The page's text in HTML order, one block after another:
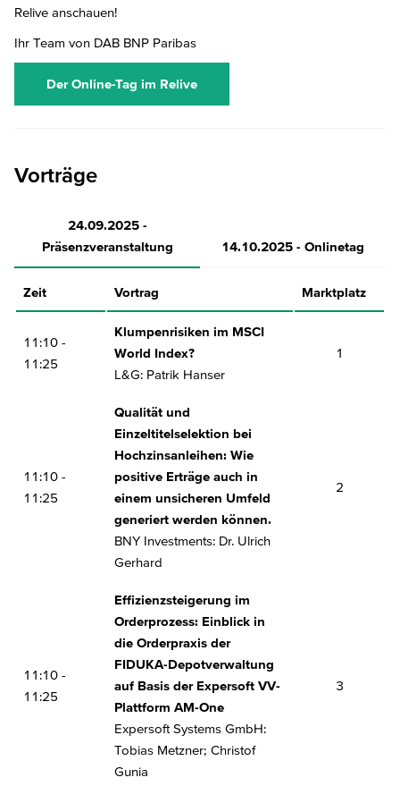
Relive anschauen!
Ihr Team von DAB BNP Paribas
Der Online-Tag im Relive
Vorträge
24.09.2025 -
Präsenzveranstaltung
14.10.2025 - Onlinetag
Zeit Vortrag Marktplatz
11:10 -
11:25
Klumpenrisiken im MSCI
World Index?
L&G: Patrik Hanser
1
11:10 -
11:25
Qualität und
Einzeltitelselektion bei
Hochzinsanleihen: Wie
positive Erträge auch in
einem unsicheren Umfeld
generiert werden können.
BNY Investments: Dr. Ulrich
Gerhard
2
11:10 -
11:25
Effizienzsteigerung im
Orderprozess: Einblick in
die Orderpraxis der
FIDUKA-Depotverwaltung
auf Basis der Expersoft VV-
Plattform AM-One
Expersoft Systems GmbH:
Tobias Metzner; Christof
Gunia
3
Zeit Vortrag
Vietnam: Faszination & Diversifikation
AQUIS Capital: Mario Timpanaro
Wachstums voraus?
Comgest Deutschland GmbH: Richard Kaye
10:45 -
11:15
gettex exchange – get the best execution!
gettex exchange: Werner Lang
Sinnstiftende Renditen in volatilen Zeiten
Market Corporates – ein Rückblick
Erste Asset Management: Péter Varga
13:45 -
14:15
ELTIF 2.0: Revolution der Private Markets?
Natixis Investment Managers International
S.A.: Michael Jäger
Vom Reporting zur Kundenbindung: Wie
innovative Berichtstools den